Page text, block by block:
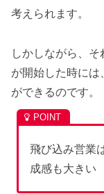
考えられます。
しかしながら、
が開始した時には、
ができるのです。
飛び込み営業
成感も大きい